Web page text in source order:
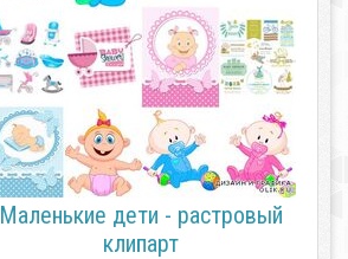
Маленькие дети - растровый
клипарт